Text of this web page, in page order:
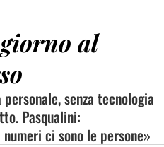
al
senza tecnologia
Pasqualini:
ci sono le persone»